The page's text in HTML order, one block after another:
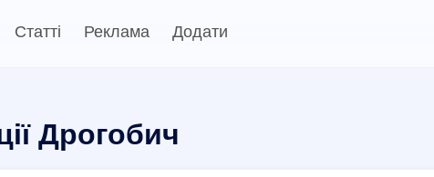
Статті Реклама Додати
Дрогобич